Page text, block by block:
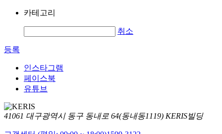
카테고리
취소
등록
인스타그램
페이스북
유튜브
41061 대구광역시 동구 동내로 64(동내동1119) KERIS빌딩